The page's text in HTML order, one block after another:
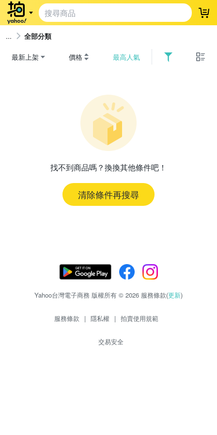
登
全部分類
最新上架 價格 最高人氣
找不到商品嗎？換換其他條件吧！
清除條件再搜尋
Yahoo台灣電子商務 版權所有 © 2026 服務條款(更新)
服務條款 | 隱私權 | 拍賣使用規範
交易安全